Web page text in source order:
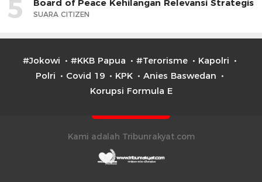
5 Board of Peace Kehilangan Relevansi Strategis
SUARA CITIZEN
#Jokowi #KKB Papua #Terorisme
Kapolri
Polri
Covid 19 KPK
Anies Baswedan
Korupsi Formula E
Kami adalah Tribunrakyat.com